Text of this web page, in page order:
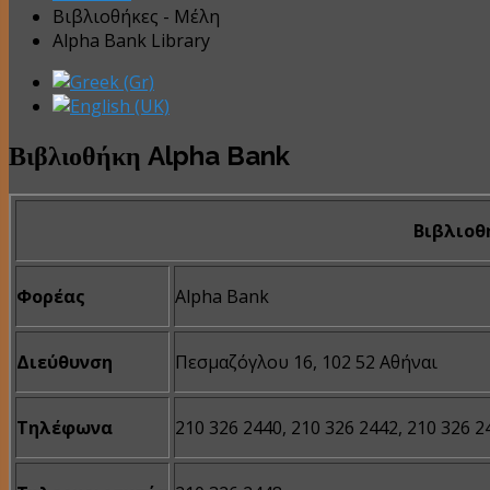
Βιβλιοθήκες - Μέλη
Alpha Bank Library
Βιβλιοθήκη Alpha Bank
Φορέας Alpha Bank
Διεύθυνση Πεσμαζόγλου 16, 102 52 Αθήναι
Τηλέφωνα 210 326 2440, 210 326 2442, 210 326